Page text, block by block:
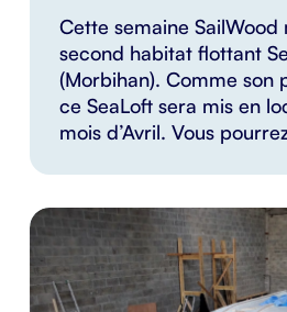
Cette semaine SailWood
second habitat flottant
(Morbihan). Comme son
ce SeaLoft sera mis en
mois d’Avril. Vous